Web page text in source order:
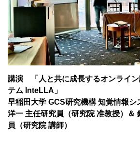
講演 「人と共に成長するオンライン
テム InteLLA」
早稲田大学 GCS研究機構 知覚情報
洋一 主任研究員（研究院 准教授）＆
員（研究院 講師）